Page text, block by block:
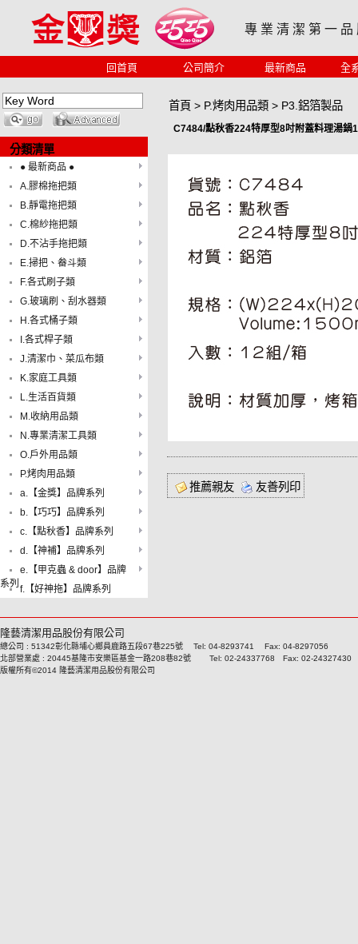
專 業 清 潔 第 一 品
回首頁 公司簡介 最新商品 全
分類清單
● 最新商品 ●
A.膠棉拖把類
B.靜電拖把類
C.棉紗拖把類
D.不沾手拖把類
E.掃把、畚斗類
F.各式刷子類
G.玻璃刷、刮水器類
H.各式桶子類
I.各式桿子類
J.清潔巾、菜瓜布類
K.家庭工具類
L.生活百貨類
M.收納用品類
N.專業清潔工具類
O.戶外用品類
P.烤肉用品類
a.【金獎】品牌系列
b.【巧巧】品牌系列
c.【點秋香】品牌系列
d.【神補】品牌系列
e.【甲克蟲 & door】品牌
系列 f.【好神拖】品牌系列
首頁 > P.烤肉用品類 > P3.鋁箔製品
C7484/點秋香224特厚型8吋附蓋料理湯鍋
推薦親友 友善列印
隆藝清潔用品股份有限公司
總公司 : 51342彰化縣埔心鄉員鹿路五段67巷225號 Tel: 04-8293741 Fax: 04-8297056
北部營業處 : 20445基隆市安樂區基金一路208巷82號 Tel: 02-24337768 Fax: 02-24327430
版權所有©2014 隆藝清潔用品股份有限公司